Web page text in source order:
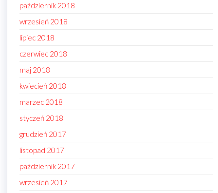
październik 2018
wrzesień 2018
lipiec 2018
czerwiec 2018
maj 2018
kwiecień 2018
marzec 2018
styczeń 2018
grudzień 2017
listopad 2017
październik 2017
wrzesień 2017